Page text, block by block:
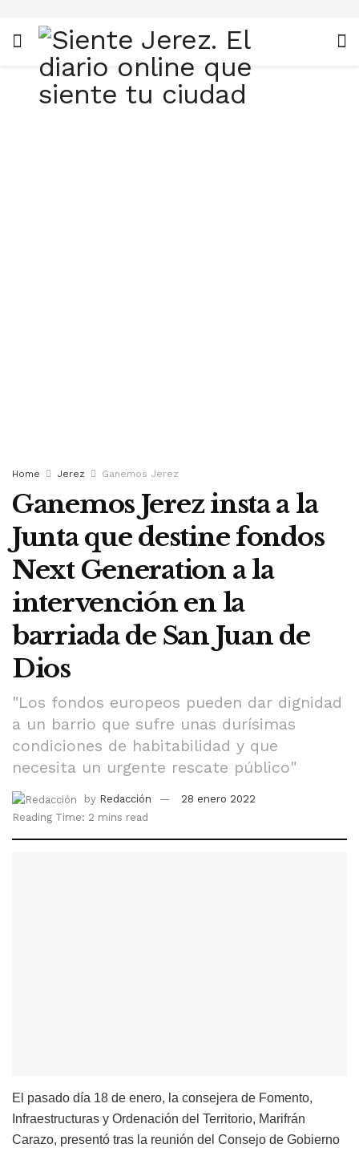
Home Jerez Ganemos Jerez
Ganemos Jerez insta a la
Junta que destine fondos
Next Generation a la
intervención en la
barriada de San Juan de
Dios
"Los fondos europeos pueden dar dignidad
a un barrio que sufre unas durísimas
condiciones de habitabilidad y que
necesita un urgente rescate público"
by Redacción
28 enero 2022
Reading Time: 2 mins read
El pasado día 18 de enero, la consejera de Fomento,
Infraestructuras y Ordenación del Territorio, Marifrán
Carazo, presentó tras la reunión del Consejo de Gobierno